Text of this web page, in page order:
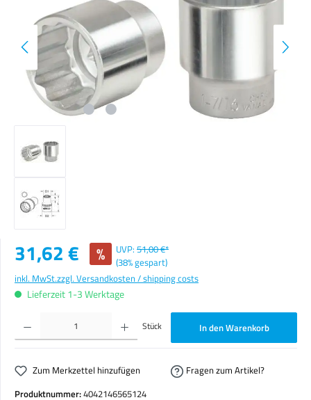
Verkaufspreis:
31,62 € % UVP: 51,00 €*
(38% gespart)
inkl. MwSt.zzgl. Versandkosten / shipping costs
Lieferzeit 1-3 Werktage
Produkt Anzahl: Gib den gewünschten Wert ein oder benutze die Schaltflächen um die Anzahl zu
Stück In den Warenkorb
Zum Merkzettel hinzufügen
Fragen zum Artikel?
Produktnummer:4042146565124